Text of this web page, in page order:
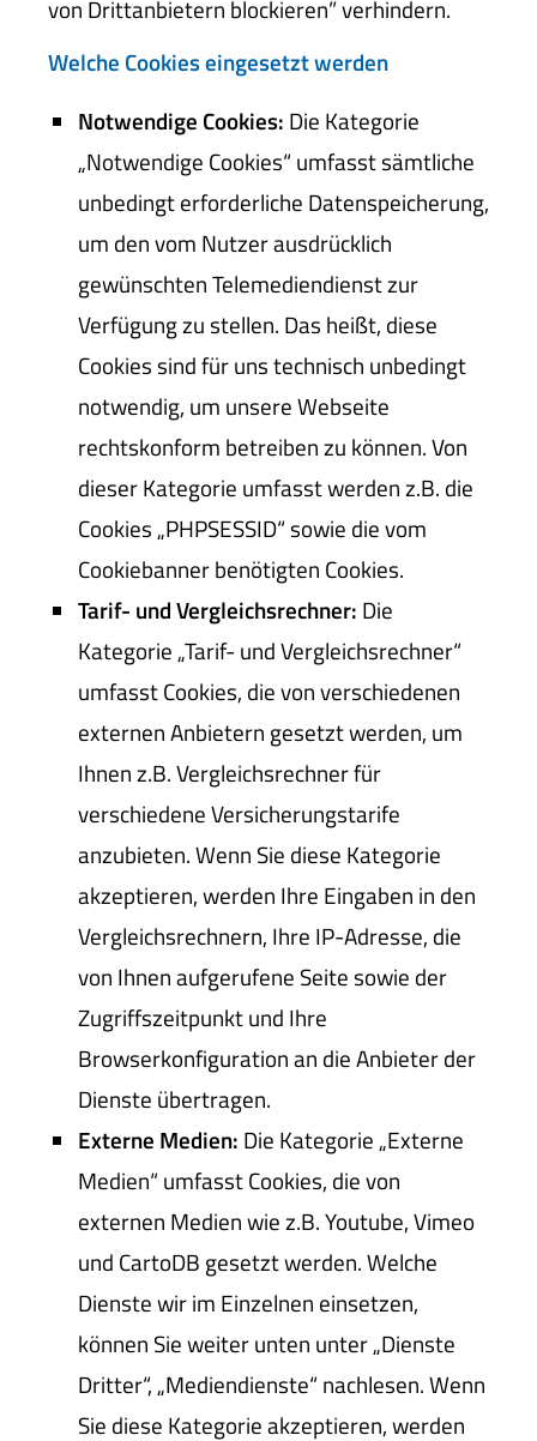
von Drittanbietern blockieren” verhindern.
Welche Cookies eingesetzt werden
Notwendige Cookies: Die Kategorie
„Notwendige Cookies“ umfasst sämtliche
unbedingt erforderliche Datenspeicherung,
um den vom Nutzer ausdrücklich
gewünschten Telemediendienst zur
Verfügung zu stellen. Das heißt, diese
Cookies sind für uns technisch unbedingt
notwendig, um unsere Webseite
rechtskonform betreiben zu können. Von
dieser Kategorie umfasst werden z.B. die
Cookies „PHPSESSID“ sowie die vom
Cookiebanner benötigten Cookies.
Tarif- und Vergleichsrechner: Die
Kategorie „Tarif- und Vergleichsrechner“
umfasst Cookies, die von verschiedenen
externen Anbietern gesetzt werden, um
Ihnen z.B. Vergleichsrechner für
verschiedene Versicherungstarife
anzubieten. Wenn Sie diese Kategorie
akzeptieren, werden Ihre Eingaben in den
Vergleichsrechnern, Ihre IP-Adresse, die
von Ihnen aufgerufene Seite sowie der
Zugriffszeitpunkt und Ihre
Browserkonfiguration an die Anbieter der
Dienste übertragen.
Externe Medien: Die Kategorie „Externe
Medien“ umfasst Cookies, die von
externen Medien wie z.B. Youtube, Vimeo
und CartoDB gesetzt werden. Welche
Dienste wir im Einzelnen einsetzen,
können Sie weiter unten unter „Dienste
Dritter“, „Mediendienste“ nachlesen. Wenn
Sie diese Kategorie akzeptieren, werden